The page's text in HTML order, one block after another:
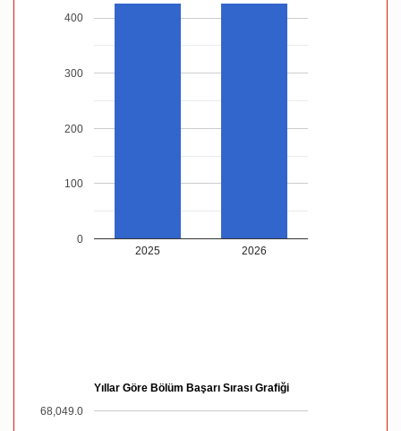
2025 2026
0
100
200
300
400
Yıllar Göre Bölüm Başarı Sırası Grafiği
68,049.0